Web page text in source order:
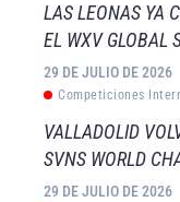
LAS LEONAS YA
EL WXV GLOBAL
29 DE JULIO DE 2026
Competiciones
VALLADOLID
SVNS WORLD
29 DE JULIO DE 2026